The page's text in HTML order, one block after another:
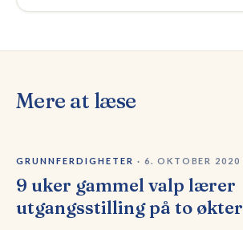
Mere at læse
GRUNNFERDIGHETER · 6. OKTOBER 2020
9 uker gammel valp lærer
utgangsstilling på to økter